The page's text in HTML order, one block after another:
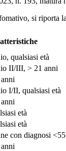
si riporta
qualsiasi età
II/III, > 21 anni
I/II, qualsiasi età
età
età
con diagnosi